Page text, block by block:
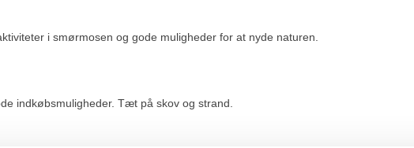
i smørmosen og gode muligheder for at nyde naturen.
indkøbsmuligheder. Tæt på skov og strand.